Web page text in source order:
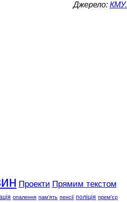
Джерело: КМУ.
Проекти Прямим текстом
опалення пам'ять пенсії поліція прем'єр